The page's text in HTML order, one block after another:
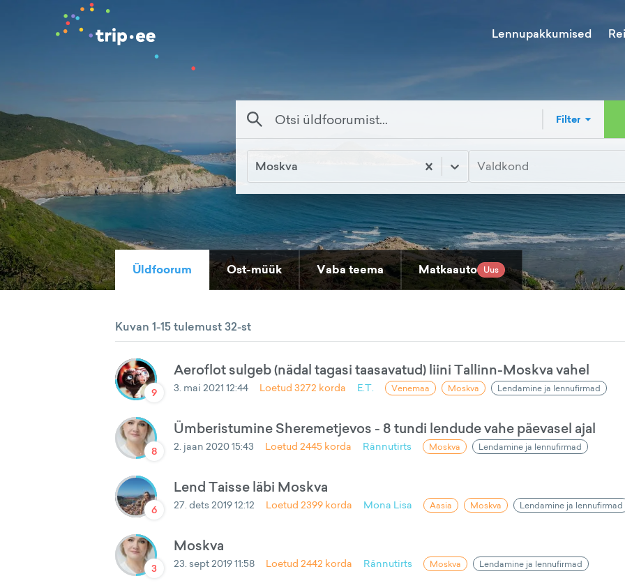
Lennupakkumised
Filter
Moskva Valdkond
Üldfoorum Ost-müük Vaba teema Matkaauto Uus
Kuvan 1-15 tulemust 32-st
9
Aeroflot sulgeb (nädal tagasi taasavatud) liini Tallinn-Moskva vahel
3. mai 2021 12:44 Loetud3272 korda E.T. Venemaa Moskva Lendamine ja lennufirmad
8
Ümberistumine Sheremetjevos - 8 tundi lendude vahe päevasel ajal
2. jaan 2020 15:43 Loetud2445 korda Rännutirts Moskva Lendamine ja lennufirmad
6
Lend Taisse läbi Moskva
27. dets 2019 12:12 Loetud2399 korda Mona Lisa Aasia Moskva Lendamine ja lennufirmad
3
Moskva
23. sept 2019 11:58 Loetud2442 korda Rännutirts Moskva Lendamine ja lennufirmad